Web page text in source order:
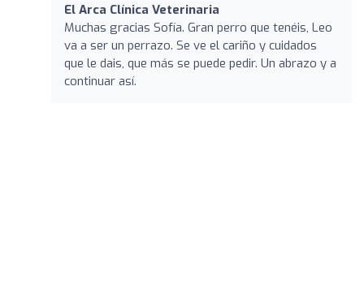
El Arca Clínica Veterinaria
Muchas gracias Sofía. Gran perro que tenéis, Leo
va a ser un perrazo. Se ve el cariño y cuidados
que le dais, que más se puede pedir. Un abrazo y a
continuar así.